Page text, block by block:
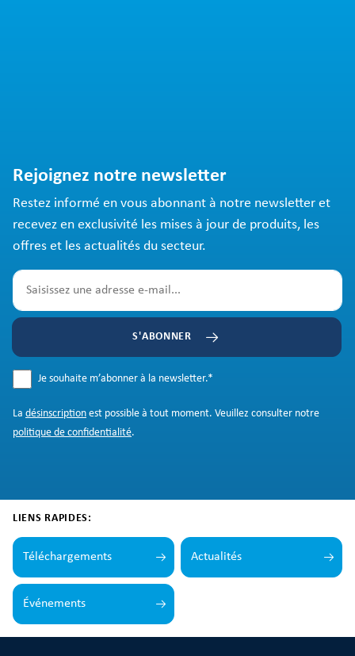
Rejoignez notre newsletter
Restez informé en vous abonnant à notre newsletter et
recevez en exclusivité les mises à jour de produits, les
offres et les actualités du secteur.
S'ABONNER
Je souhaite m’abonner à la newsletter.*
La désinscription est possible à tout moment. Veuillez consulter notre
politique de confidentialité.
LIENS RAPIDES:
Téléchargements Actualités
Événements